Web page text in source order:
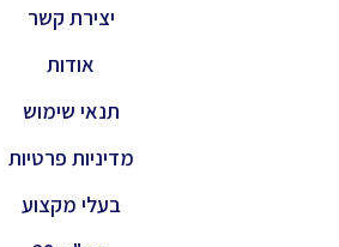
יצירת קשר
אודות
תנאי שימוש
מדיניות פרטיות
בעלי מקצוע